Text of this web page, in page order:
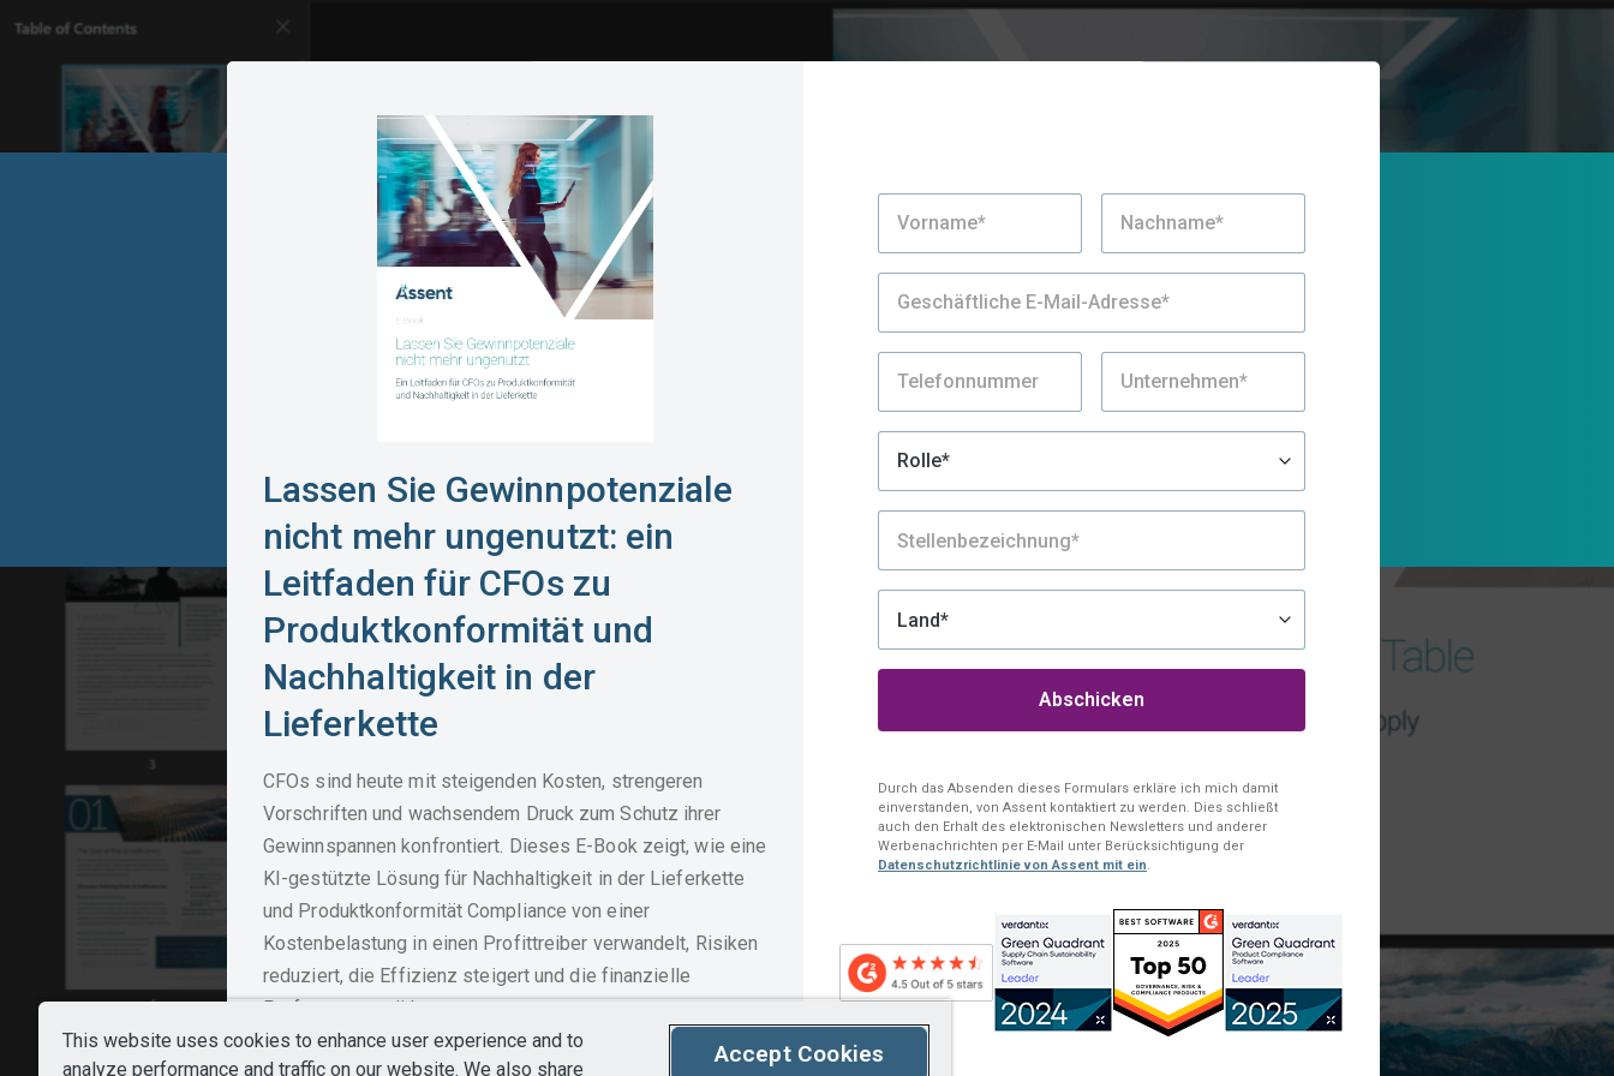
Lassen Sie Gewinnpotenziale
nicht mehr ungenutzt: ein
Leitfaden für CFOs zu
Produktkonformität und
Nachhaltigkeit in der
Lieferkette
CFOs sind heute mit steigenden Kosten, strengeren
Vorschriften und wachsendem Druck zum Schutz ihrer
Gewinnspannen konfrontiert. Dieses E-Book zeigt, wie eine
KI-gestützte Lösung für Nachhaltigkeit in der Lieferkette
und Produktkonformität Compliance von einer
Kostenbelastung in einen Profittreiber verwandelt, Risiken
reduziert, die Effizienz steigert und die finanzielle
Performance stärkt.
Sie erfahren, wo sich Risiken und Kosten in Ihrer
Durch das Absenden dieses Formulars erkläre ich mich damit
einverstanden, von Assent kontaktiert zu werden. Dies schließt
auch den Erhalt des elektronischen Newsletters und anderer
Werbenachrichten per E-Mail unter Berücksichtigung der
Datenschutzrichtlinie von Assent mit ein.
This website uses cookies to enhance user experience and to
analyze performance and traffic on our website. We also share
Accept Cookies